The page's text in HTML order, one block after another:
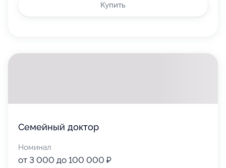
Купить
Семейный доктор
Номинал
от 3 000 до 100 000 ₽